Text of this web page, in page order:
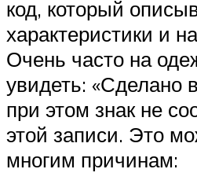
код, который
характеристики и
Очень часто на
увидеть: «Сделано
при этом знак не
этой записи. Это
многим причинам: